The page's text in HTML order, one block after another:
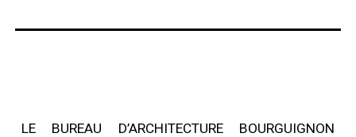
LE BUREAU D’ARCHITECTURE BOURGUIGNON